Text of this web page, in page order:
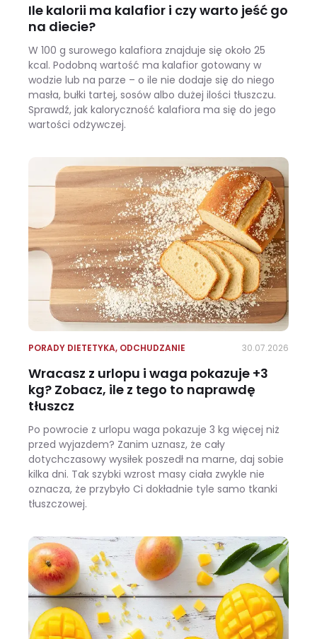
Ile kalorii ma kalafior i czy warto jeść go
na diecie?
W 100 g surowego kalafiora znajduje się około 25
kcal. Podobną wartość ma kalafior gotowany w
wodzie lub na parze – o ile nie dodaje się do niego
masła, bułki tartej, sosów albo dużej ilości tłuszczu.
Sprawdź, jak kaloryczność kalafiora ma się do jego
wartości odżywczej.
PORADY DIETETYKA, ODCHUDZANIE 30.07.2026
Wracasz z urlopu i waga pokazuje +3
kg? Zobacz, ile z tego to naprawdę
tłuszcz
Po powrocie z urlopu waga pokazuje 3 kg więcej niż
przed wyjazdem? Zanim uznasz, że cały
dotychczasowy wysiłek poszedł na marne, daj sobie
kilka dni. Tak szybki wzrost masy ciała zwykle nie
oznacza, że przybyło Ci dokładnie tyle samo tkanki
tłuszczowej.